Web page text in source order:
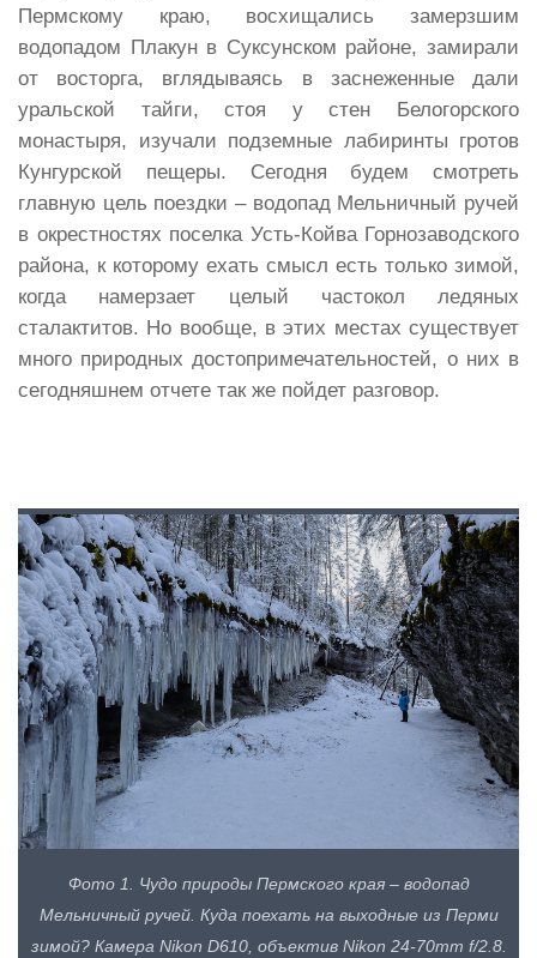
Пермскому краю, восхищались замерзшим
водопадом Плакун в Суксунском районе, замирали
от восторга, вглядываясь в заснеженные дали
уральской тайги, стоя у стен Белогорского
монастыря, изучали подземные лабиринты гротов
Кунгурской пещеры. Сегодня будем смотреть
главную цель поездки – водопад Мельничный ручей
в окрестностях поселка Усть-Койва Горнозаводского
района, к которому ехать смысл есть только зимой,
когда намерзает целый частокол ледяных
сталактитов. Но вообще, в этих местах существует
много природных достопримечательностей, о них в
сегодняшнем отчете так же пойдет разговор.
Фото 1. Чудо природы Пермского края – водопад
Мельничный ручей. Куда поехать на выходные из Перми
зимой? Камера Nikon D610, объектив Nikon 24-70mm f/2.8.